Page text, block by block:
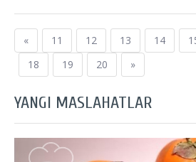
« 11 12 13 14
18
19 20 »
YANGI MASLAHATLAR